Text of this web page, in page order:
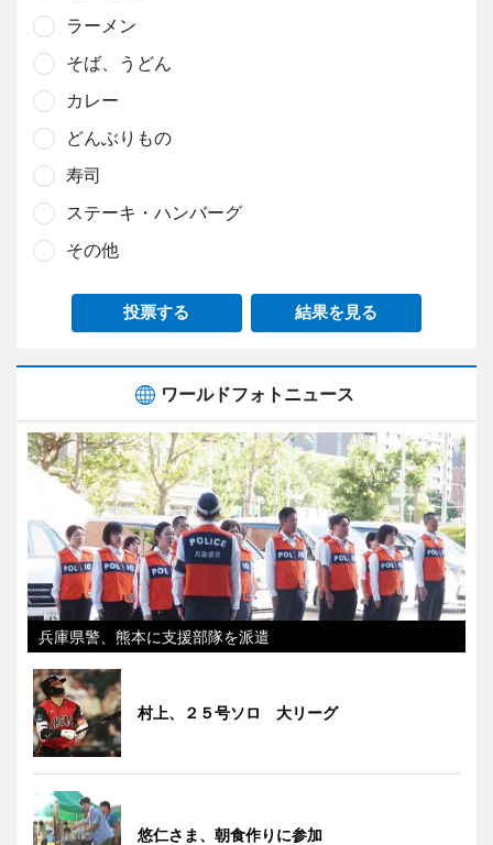
ラーメン
そば、うどん
カレー
どんぶりもの
寿司
ステーキ・ハンバーグ
その他
投票する 結果を見る
ワールドフォトニュース
兵庫県警、熊本に支援部隊を派遣
村上、２５号ソロ 大リーグ
悠仁さま、朝食作りに参加